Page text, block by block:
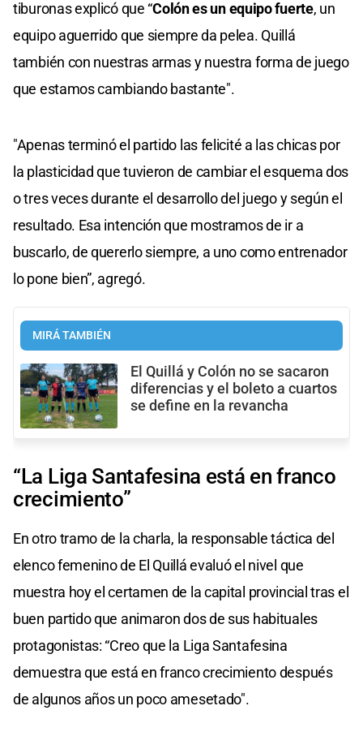
tiburonas explicó que “Colón es un equipo fuerte, un
equipo aguerrido que siempre da pelea. Quillá
también con nuestras armas y nuestra forma de juego
que estamos cambiando bastante".
"Apenas terminó el partido las felicité a las chicas por
la plasticidad que tuvieron de cambiar el esquema dos
o tres veces durante el desarrollo del juego y según el
resultado. Esa intención que mostramos de ir a
buscarlo, de quererlo siempre, a uno como entrenador
lo pone bien”, agregó.
MIRÁ TAMBIÉN
El Quillá y Colón no se sacaron
diferencias y el boleto a cuartos
se define en la revancha
“La Liga Santafesina está en franco
crecimiento”
En otro tramo de la charla, la responsable táctica del
elenco femenino de El Quillá evaluó el nivel que
muestra hoy el certamen de la capital provincial tras el
buen partido que animaron dos de sus habituales
protagonistas: “Creo que la Liga Santafesina
demuestra que está en franco crecimiento después
de algunos años un poco amesetado".